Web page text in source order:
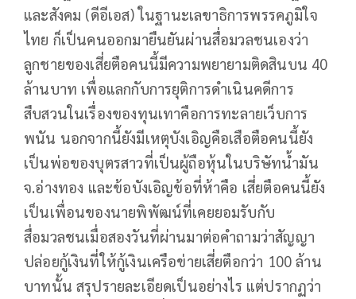
และสังคม (ดีอีเอส) ในฐานะเลขาธิการพรรคภูมิใจ
ไทย ก็เป็นคนออกมายืนยันผ่านสื่อมวลชนเองว่า
ลูกชายของเสี่ยตือคนนี้มีความพยายามติดสินบน 40
ล้านบาท เพื่อแลกกับการยุติการดำเนินคดีการ
สืบสวนในเรื่องของทุนเทาคือการทะลายเว็บการ
พนัน นอกจากนี้ยังมีเหตุบังเอิญคือเสือตือคนนี้ยัง
เป็นพ่อของบุตรสาวที่เป็นผู้ถือหุ้นในบริษัทน้ำมัน
จ.อ่างทอง และข้อบังเอิญข้อที่ห้าคือ เสี่ยตือคนนี้ยัง
เป็นเพื่อนของนายพิพัฒน์ที่เคยยอมรับกับ
สื่อมวลชนเมื่อสองวันที่ผ่านมาต่อคำถามว่าสัญญา
ปล่อยกู้เงินที่ให้กู้เงินเครือข่ายเสี่ยตือกว่า 100 ล้าน
บาทนั้น สรุปรายละเอียดเป็นอย่างไร แต่ปรากฏว่า